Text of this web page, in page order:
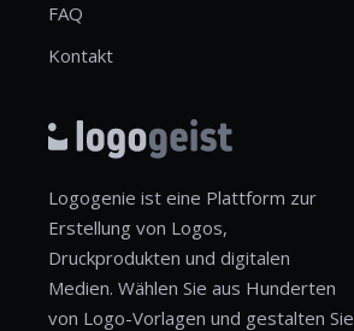
FAQ
Kontakt
Logogenie ist eine Plattform zur
Erstellung von Logos,
Druckprodukten und digitalen
Medien. Wählen Sie aus Hunderten
von Logo-Vorlagen und gestalten Sie